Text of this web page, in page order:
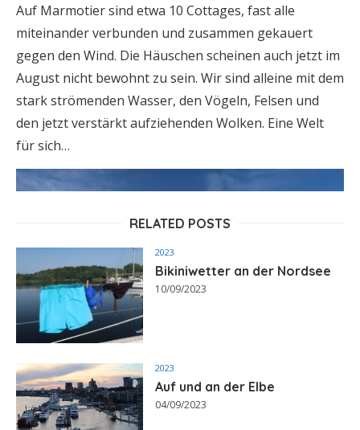
Auf Marmotier sind etwa 10 Cottages, fast alle
miteinander verbunden und zusammen gekauert
gegen den Wind. Die Häuschen scheinen auch jetzt im
August nicht bewohnt zu sein. Wir sind alleine mit dem
stark strömenden Wasser, den Vögeln, Felsen und
den jetzt verstärkt aufziehenden Wolken. Eine Welt
für sich…
RELATED POSTS
2023
Bikiniwetter an der Nordsee
10/09/2023
2023
Auf und an der Elbe
04/09/2023